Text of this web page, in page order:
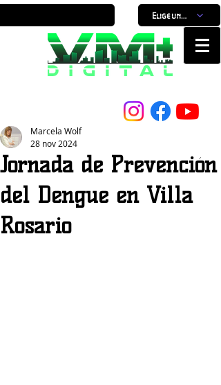
Elige un horario
Jornada de Prevención
del Dengue en Villa
Rosario
Marcela Wolf
28 nov 2024